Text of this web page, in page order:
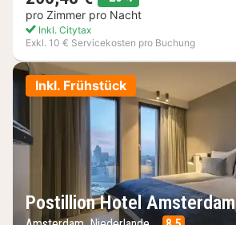
pro Zimmer pro Nacht
Inkl. Citytax
Exkl. 10 € Servicekosten pro Buchung
Inkl. Frühstück
Postillion Hotel Amsterdam